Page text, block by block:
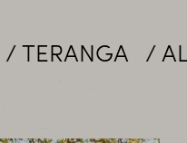
ALLIANCES